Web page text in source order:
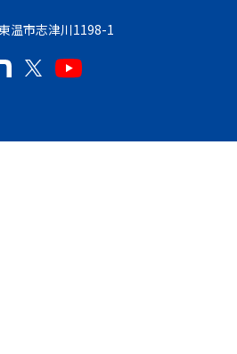
温市志津川1198-1